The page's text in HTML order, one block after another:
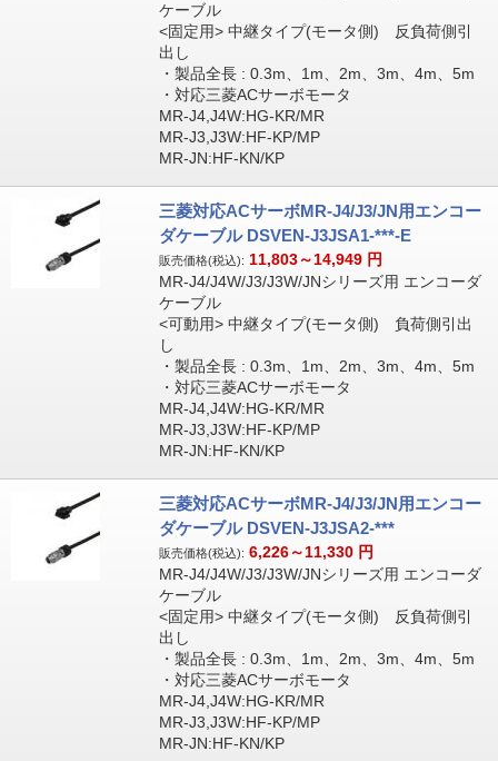
ケーブル
<固定用> 中継タイプ(モータ側) 反負荷側引
出し
・製品全長 : 0.3m、1m、2m、3m、4m、5m
・対応三菱ACサーボモータ
MR-J4,J4W:HG-KR/MR
MR-J3,J3W:HF-KP/MP
MR-JN:HF-KN/KP
三菱対応ACサーボMR-J4/J3/JN用エンコー
ダケーブル DSVEN-J3JSA1-***-E
販売価格(税込): 11,803～14,949 円
MR-J4/J4W/J3/J3W/JNシリーズ用 エンコーダ
ケーブル
<可動用> 中継タイプ(モータ側) 負荷側引出
し
・製品全長 : 0.3m、1m、2m、3m、4m、5m
・対応三菱ACサーボモータ
MR-J4,J4W:HG-KR/MR
MR-J3,J3W:HF-KP/MP
MR-JN:HF-KN/KP
三菱対応ACサーボMR-J4/J3/JN用エンコー
ダケーブル DSVEN-J3JSA2-***
販売価格(税込): 6,226～11,330 円
MR-J4/J4W/J3/J3W/JNシリーズ用 エンコーダ
ケーブル
<固定用> 中継タイプ(モータ側) 反負荷側引
出し
・製品全長 : 0.3m、1m、2m、3m、4m、5m
・対応三菱ACサーボモータ
MR-J4,J4W:HG-KR/MR
MR-J3,J3W:HF-KP/MP
MR-JN:HF-KN/KP